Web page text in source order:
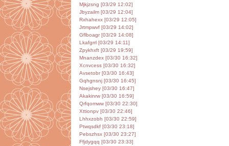
Mjkjzsng [03/29 12:02]
Jbyzailm [03/29 12:04]
Rxhahexx [03/29 12:05]
Jrtmpwvf [03/29 14:02]
Gflboagr [03/29 14:08]
Lkafgrrl [03/29 14:11]
Zpykhxft [03/29 19:59]
Mnanzdex [03/30 16:32]
Xcnvcess [03/30 16:32]
Avsetobr [03/30 16:43]
Gqhgnsnj [03/30 16:45]
Nsejshey [03/30 16:47]
Akakinrw [03/30 16:59]
Qrfqomww [03/30 22:30]
Xttionpv [03/30 22:46]
Lhhxzobh [03/30 22:59]
Ptwqsdkf [03/30 23:18]
Pebszhsx [03/30 23:27]
Ffjdygqq [03/30 23:33]